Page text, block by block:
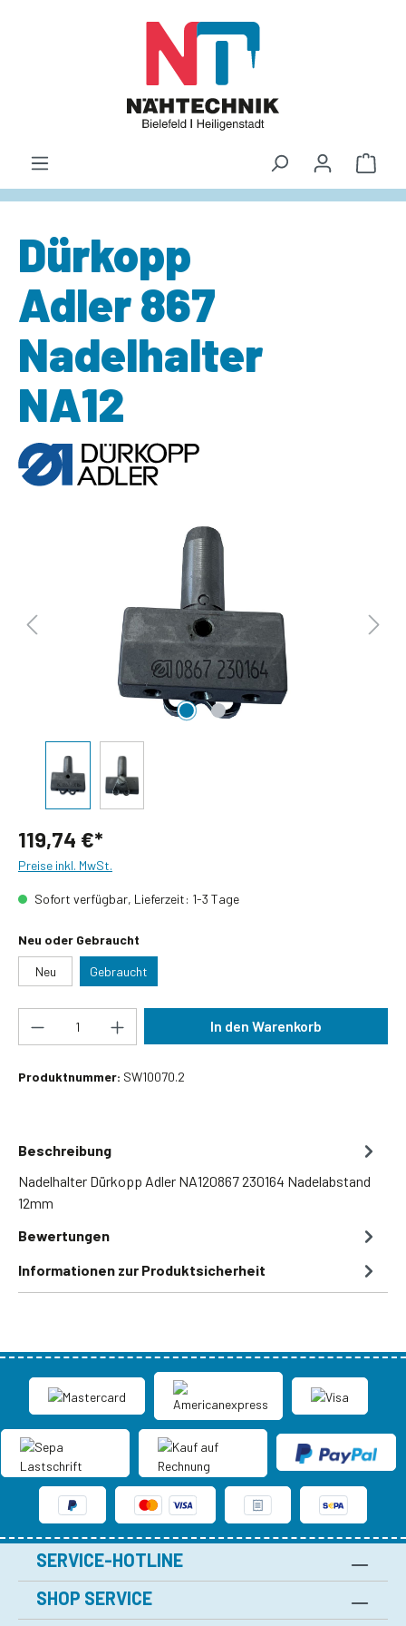
Dürkopp
Adler 867
Nadelhalter
NA12
119,74 €*
Preise inkl. MwSt.
Sofort verfügbar, Lieferzeit: 1-3 Tage
Neu oder Gebraucht
Neu Gebraucht
Produkt Anzahl: Gib den gewünschten Wert
In den Warenkorb
Produktnummer: SW10070.2
Beschreibung
Nadelhalter Dürkopp Adler NA120867 230164 Nadelabstand
12mm
Bewertungen
Informationen zur Produktsicherheit
SERVICE-HOTLINE
SHOP SERVICE